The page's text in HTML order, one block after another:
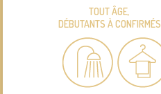
TOUT ÂGE,
DÉBUTANTS À CONFIRMÉS